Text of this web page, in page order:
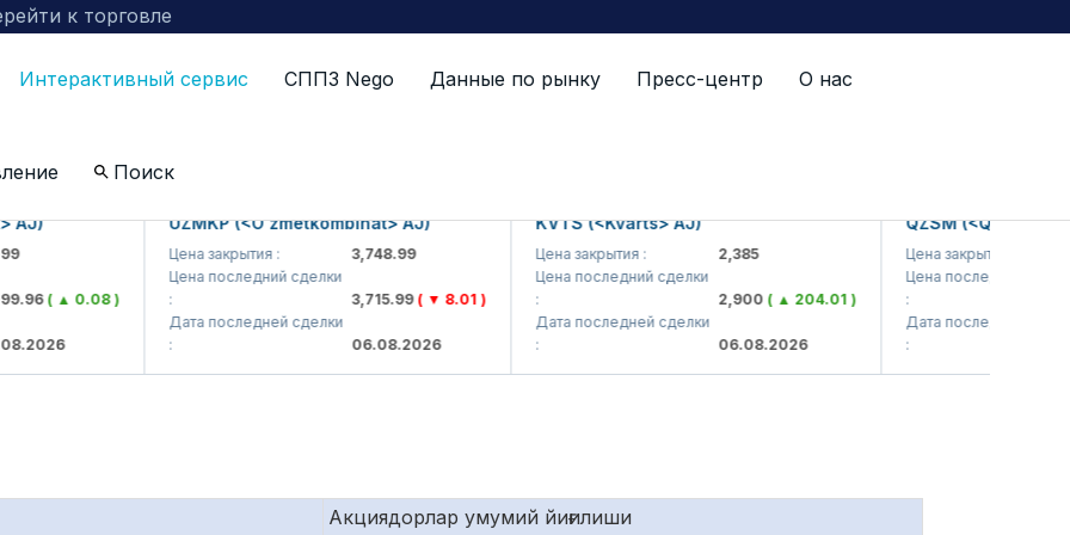
к торговле
Интерактивный сервис СППЗ Nego Данные по рынку Пресс-центр О нас
Поиск
компаниям включенных в биржевой котировальный список
( ▲ 0.08 )
UZMKP (<O'zmetkombinat> AJ)
Цена закрытия :
3,748.99
Цена последний сделки
3,715.99( ▼ 8.01 )
Дата последней сделки
06.08.2026
KVTS (<Kvarts> AJ)
Цена закрытия :
2,385
Цена последний сделки
2,900( ▲ 204.01 )
Дата последней сделки
06.08.2026
QZSM
Цена закрытия :
Цена последний сделки
Дата последней сделки
Акциядорлар умумий йиғилиши